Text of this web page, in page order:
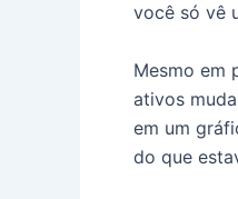
você só vê
Mesmo em
ativos
em um
do que